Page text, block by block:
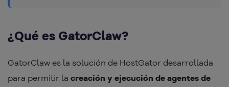
¿Qué es GatorClaw?
GatorClaw es la solución de HostGator desarrollada
para permitir la creación y ejecución de agentes de